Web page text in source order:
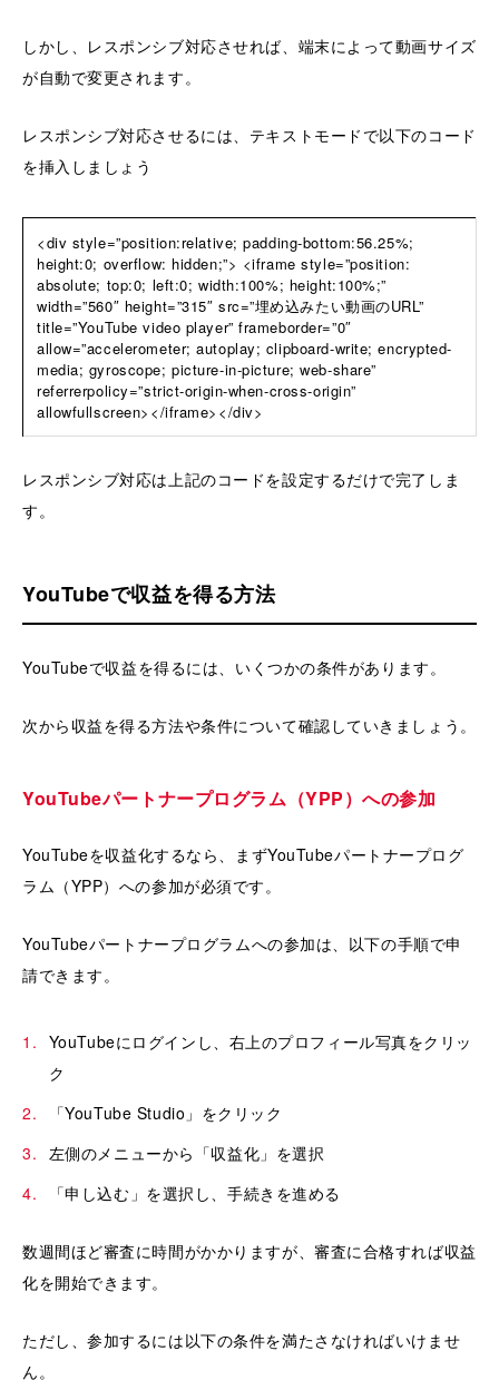
しかし、レスポンシブ対応させれば、端末によって動画サイズ
が自動で変更されます。
レスポンシブ対応させるには、テキストモードで以下のコード
を挿入しましょう
<div style=”position:relative; padding-bottom:56.25%;
height:0; overflow: hidden;”> <iframe style=”position:
absolute; top:0; left:0; width:100%; height:100%;”
width=”560″ height=”315″ src=”埋め込みたい動画のURL”
title=”YouTube video player” frameborder=”0″
allow=”accelerometer; autoplay; clipboard-write; encrypted-
media; gyroscope; picture-in-picture; web-share”
referrerpolicy=”strict-origin-when-cross-origin”
allowfullscreen></iframe></div>
レスポンシブ対応は上記のコードを設定するだけで完了しま
す。
YouTubeで収益を得る方法
YouTubeで収益を得るには、いくつかの条件があります。
次から収益を得る方法や条件について確認していきましょう。
YouTubeパートナープログラム（YPP）への参加
YouTubeを収益化するなら、まずYouTubeパートナープログ
ラム（YPP）への参加が必須です。
YouTubeパートナープログラムへの参加は、以下の手順で申
請できます。
YouTubeにログインし、右上のプロフィール写真をクリッ
ク
「YouTube Studio」をクリック
左側のメニューから「収益化」を選択
「申し込む」を選択し、手続きを進める
数週間ほど審査に時間がかかりますが、審査に合格すれば収益
化を開始できます。
ただし、参加するには以下の条件を満たさなければいけませ
ん。